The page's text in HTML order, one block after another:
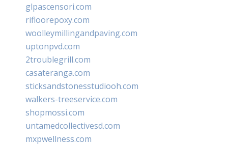
glpascensori.com
rifloorepoxy.com
woolleymillingandpaving.com
uptonpvd.com
2troublegrill.com
casateranga.com
sticksandstonesstudiooh.com
walkers-treeservice.com
shopmossi.com
untamedcollectivesd.com
mxpwellness.com